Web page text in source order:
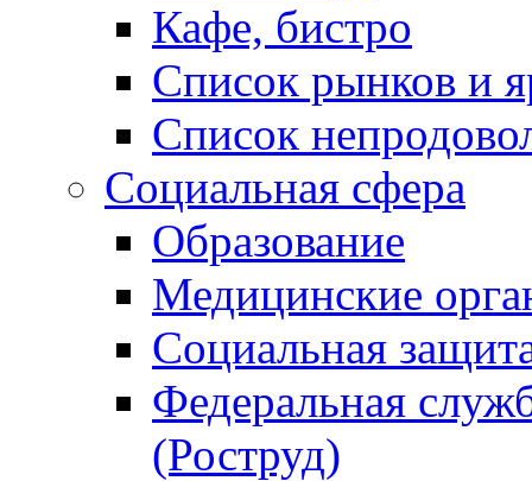
Кафе, бистро
Cписок рынков и
Список
Социальная сфера
Образование
Медицинские
Социальная
Федеральная
(Роструд)